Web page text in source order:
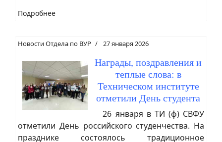
Подробнее
Новости Отдела по ВУР 27 января 2026
Награды, поздравления и
теплые слова: в
Техническом институте
отметили День студента
26 января в ТИ (ф) СВФУ
отметили День российского студенчества. На
празднике состоялось традиционное